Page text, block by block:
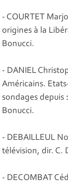
- COURTET
origines à la
Bonucci.
- DANIEL
Américains.
sondages depuis
Bonucci.
- DEBAILLEUL
télévision, dir. C.
- DECOMBAT